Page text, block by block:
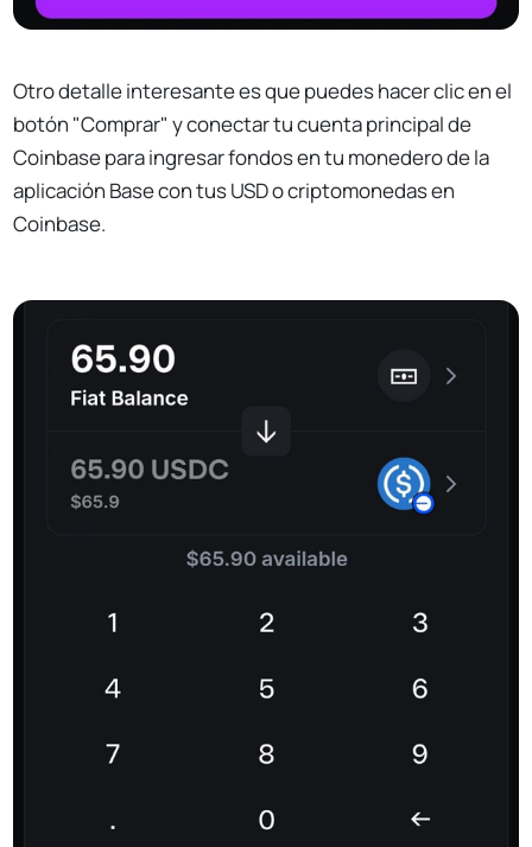
Otro detalle interesante es que puedes hacer clic en el
botón "Comprar" y conectar tu cuenta principal de
Coinbase para ingresar fondos en tu monedero de la
aplicación Base con tus USD o criptomonedas en
Coinbase.